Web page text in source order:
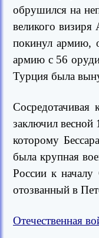
обрушился на
великого
покинул армию,
армию с 56
Турция была
заключил
которому
была крупная
России к
отозванный в
Отечественная